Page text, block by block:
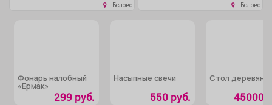
г Белово г Белово
Фонарь налобный
«Ермак»
299 руб.
Насыпные свечи
550 руб.
Стол
45000